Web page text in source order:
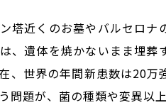
塔近くのお墓やバルセロ
、遺体を焼かないまま埋
、世界の年間新患数は20
問題が、菌の種類や変異